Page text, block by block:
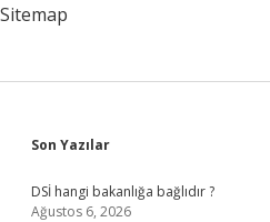
Sitemap
Sidebar
Son Yazılar
DSİ hangi bakanlığa bağlıdır ?
Ağustos 6, 2026